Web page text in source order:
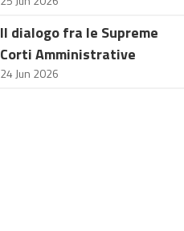
Il dialogo fra le Supreme
Corti Amministrative
24 Jun 2026